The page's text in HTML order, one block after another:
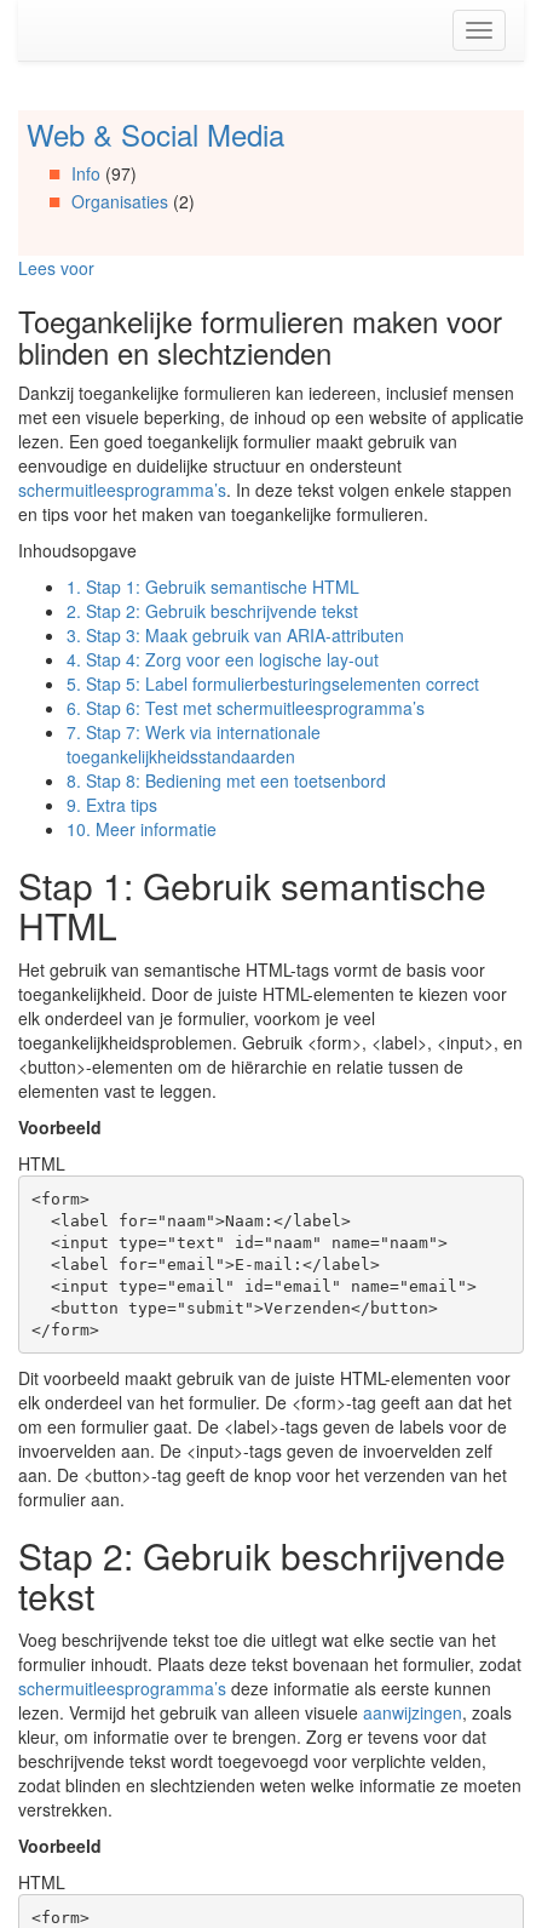
(Accesskey
Toggle
Spring
Artikels
Spring
Spring
Organisaties
Spring
Social
media
Web & Social Media
Info (97)
Organisaties(2)
Lees voor
Toegankelijke formulieren maken voor
blinden en slechtzienden
Dankzij toegankelijke formulieren kan iedereen, inclusief mensen
met een visuele beperking, de inhoud op een website of applicatie
lezen. Een goed toegankelijk formulier maakt gebruik van
eenvoudige en duidelijke structuur en ondersteunt
schermuitleesprogramma’s. In deze tekst volgen enkele stappen
en tips voor het maken van toegankelijke formulieren.
Inhoudsopgave
1. Stap 1: Gebruik semantische HTML
2. Stap 2: Gebruik beschrijvende tekst
3. Stap 3: Maak gebruik van ARIA-attributen
4. Stap 4: Zorg voor een logische lay-out
5. Stap 5: Label formulierbesturingselementen correct
6. Stap 6: Test met schermuitleesprogramma’s
7. Stap 7: Werk via internationale
toegankelijkheidsstandaarden
8. Stap 8: Bediening met een toetsenbord
9. Extra tips
10. Meer informatie
Stap 1: Gebruik semantische
HTML
Het gebruik van semantische HTML-tags vormt de basis voor
toegankelijkheid. Door de juiste HTML-elementen te kiezen voor
elk onderdeel van je formulier, voorkom je veel
toegankelijkheidsproblemen. Gebruik <form>, <label>, <input>, en
<button>-elementen om de hiërarchie en relatie tussen de
elementen vast te leggen.
Voorbeeld
HTML
<form>
<label for="naam">Naam: </label >
<input type="text" id="naam" name="naam">
<label for="email">E-mail: </label >
<input type="email" id="email" name="email">
<button type="submit">Verzenden</ button>
</form>
Dit voorbeeld maakt gebruik van de juiste HTML-elementen voor
elk onderdeel van het formulier. De <form>-tag geeft aan dat het
om een formulier gaat. De <label>-tags geven de labels voor de
invoervelden aan. De <input>-tags geven de invoervelden zelf
aan. De <button>-tag geeft de knop voor het verzenden van het
formulier aan.
Stap 2: Gebruik beschrijvende
tekst
Voeg beschrijvende tekst toe die uitlegt wat elke sectie van het
formulier inhoudt. Plaats deze tekst bovenaan het formulier, zodat
schermuitleesprogramma’s deze informatie als eerste kunnen
lezen. Vermijd het gebruik van alleen visuele aanwijzingen, zoals
kleur, om informatie over te brengen. Zorg er tevens voor dat
beschrijvende tekst wordt toegevoegd voor verplichte velden,
zodat blinden en slechtzienden weten welke informatie ze moeten
verstrekken.
Voorbeeld
HTML
<form>